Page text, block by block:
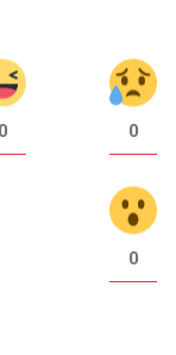
0 0
0